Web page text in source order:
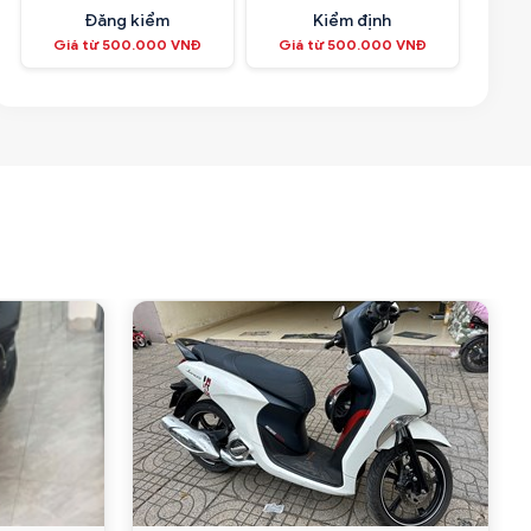
Đăng kiểm
Giá từ 500.000 VNĐ
Kiểm định
Giá từ 500.000 VNĐ